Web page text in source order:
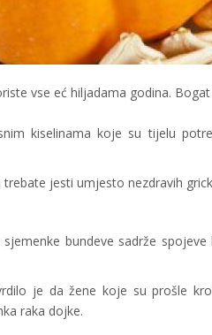
vse eć hiljadama godina.
kiselinama koje su tijelu
jesti umjesto nezdravih
bundeve sadrže
je da žene koje su prošle
raka dojke.